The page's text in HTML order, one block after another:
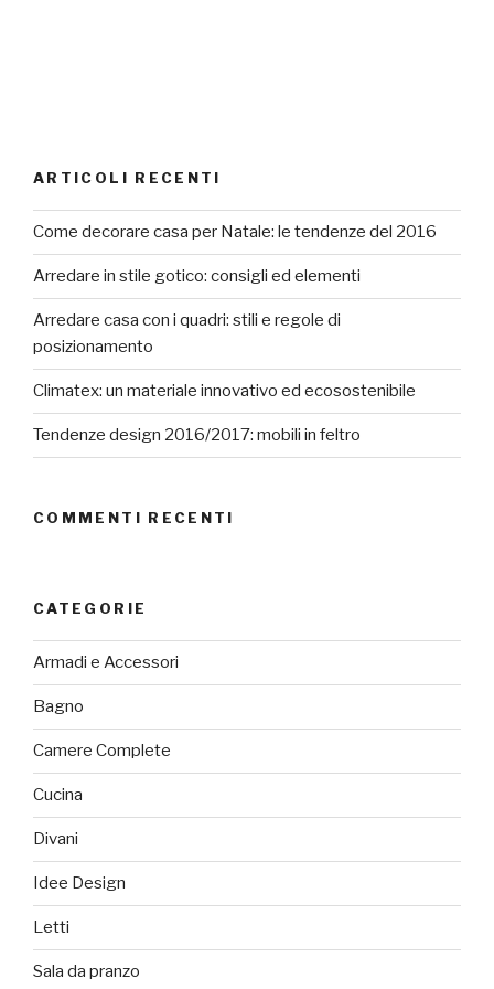
ARTICOLI RECENTI
Come decorare casa per Natale: le tendenze del 2016
Arredare in stile gotico: consigli ed elementi
Arredare casa con i quadri: stili e regole di
posizionamento
Climatex: un materiale innovativo ed ecosostenibile
Tendenze design 2016/2017: mobili in feltro
COMMENTI RECENTI
CATEGORIE
Armadi e Accessori
Bagno
Camere Complete
Cucina
Divani
Idee Design
Letti
Sala da pranzo